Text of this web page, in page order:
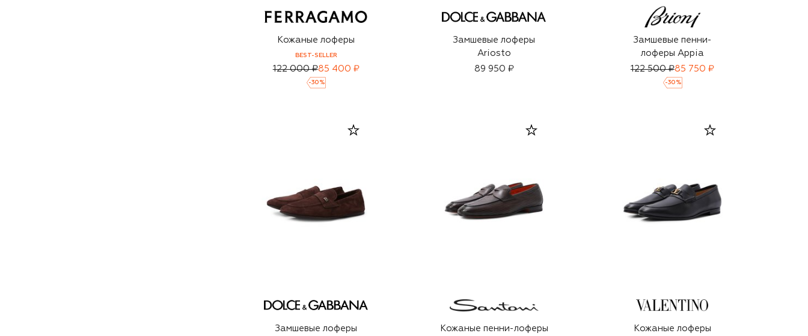
Кожаные лоферы
BEST-SELLER
122 000 ₽85 400 ₽
-30 %
Замшевые лоферы
Ariosto
89 950 ₽
Замшевые пенни-
лоферы Appia
122 500 ₽85 750 ₽
-30 %
Замшевые лоферы
Кожаные пенни-лоферы
Кожаные лоферы